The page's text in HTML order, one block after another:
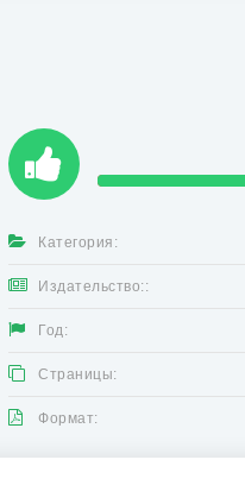
Категория:
Издательство::
Год:
Страницы:
Формат: